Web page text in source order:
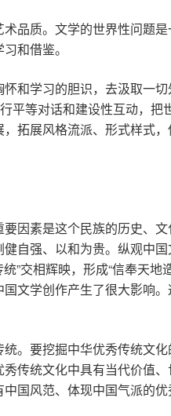
品质。文学的世界性问题
和借鉴。
和学习的胆识，去汲取一
平等对话和建设性互动，
拓展风格流派、形式样式
因素是这个民族的历史、
自强、以和为贵。纵观中
”交相辉映，形成“信奉天
文学创作产生了很大影响
。要挖掘中华优秀传统文
传统文化中具有当代价值
国风范、体现中国气派的优